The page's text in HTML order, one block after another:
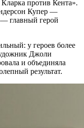
против Кента».
Купер —
главный герой
у героев более
Джоли
и объединяла
результат.